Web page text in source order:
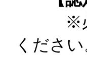
※必要
ください